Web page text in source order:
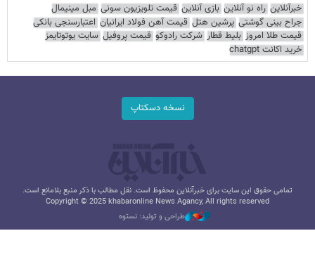
خبرآنلاین راه نو آنلاین بازی آنلاین قیمت تلویزیون سونی مبل مینیمال
جراح بینی گوشتی پرشین هتل قیمت آهن فولاد ایرانیان اعتبارسنجی بانکی
قیمت طلا امروز بلیط قطار شرکت رادوکو قیمت پروفیل سایت یوتوتایمز
خرید اکانت chatgpt
نسخه دسکتاپ
تمامی حقوق این سایت برای خبرآنلاین محفوظ است. نقل مطالب با ذکر منبع بلامانع است.
Copyright © 2025 khabaronline News Agancy, All rights reserved
طراحی و تولید: نستوه